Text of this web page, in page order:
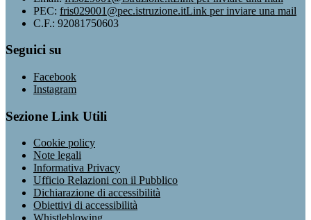
PEC: fris029001@pec.istruzione.itLink per inviare una mail
C.F.: 92081750603
Seguici su
Facebook
Instagram
Sezione Link Utili
Cookie policy
Note legali
Informativa Privacy
Ufficio Relazioni con il Pubblico
Dichiarazione di accessibilità
Obiettivi di accessibilità